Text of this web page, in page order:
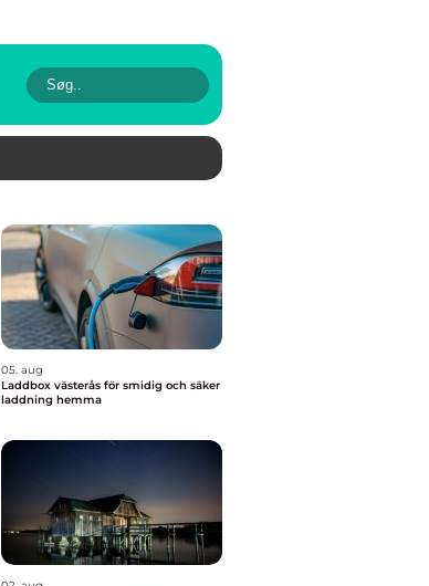
05. aug
Laddbox västerås för smidig och säker
laddning hemma